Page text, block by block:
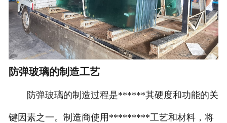
防弹玻璃的制造工艺
防弹玻璃的制造过程是******其硬度和功能的关
键因素之一。制造商使用*********工艺和材料，将